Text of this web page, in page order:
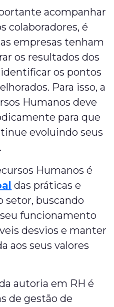
acompanhar
colaboradores, é
empresas tenham
os resultados dos
os pontos
Para isso, a
Humanos deve
para que
evoluindo seus
Humanos é
das práticas e
setor, buscando
funcionamento
desvios e manter
aos seus valores
autoria em RH é
de gestão de